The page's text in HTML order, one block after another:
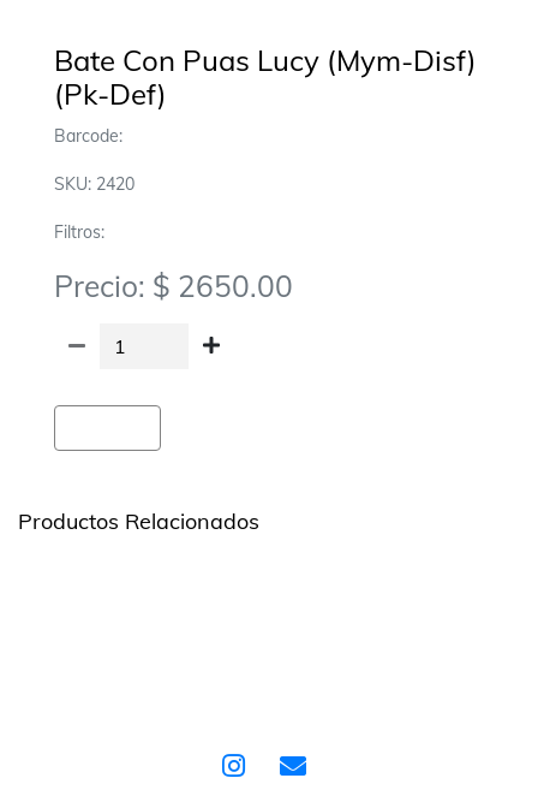
Bate Con Puas Lucy (Mym-Disf)
(Pk-Def)
Barcode:
SKU: 2420
Filtros:
Precio: $ 2650.00
Productos Relacionados